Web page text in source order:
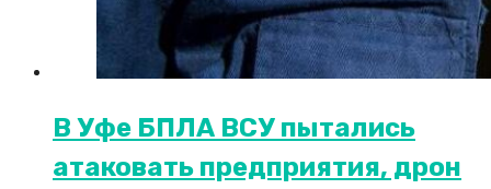
В Уфе БПЛА ВСУ пытались
атаковать предприятия, дрон